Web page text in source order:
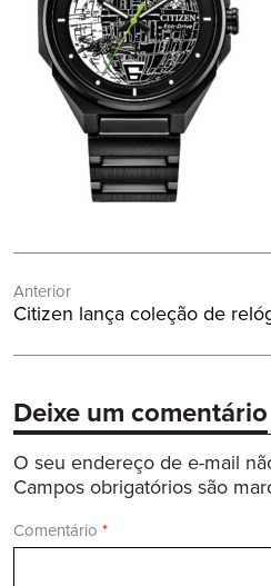
de
Anterior
Post
Citizen lança coleção de
Deixe um comentário
O seu endereço de e-mail
Campos obrigatórios são
Comentário *